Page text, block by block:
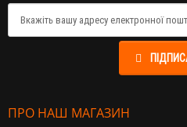
ПРО НАШ МАГАЗИН